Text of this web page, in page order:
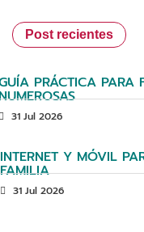
Post recientes
PRÁCTICA PARA
31 Jul 2026
INTERNET Y MÓVIL
FAMILIA
31 Jul 2026